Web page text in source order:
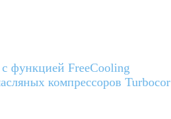
функцией FreeCooling
компрессоров Turbocor